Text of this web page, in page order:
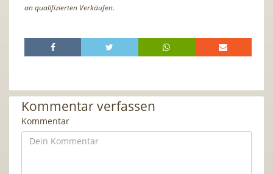
an qualifizierten Verkäufen.
Kommentar verfassen
Kommentar